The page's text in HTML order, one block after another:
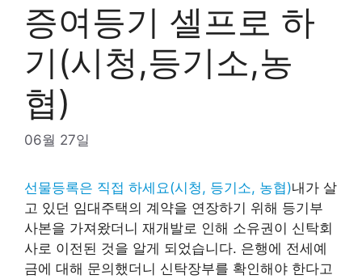
증여등기 셀프로 하
기(시청,등기소,농
협)
06월 27일
선물등록은 직접 하세요(시청, 등기소, 농협)내가 살
고 있던 임대주택의 계약을 연장하기 위해 등기부
사본을 가져왔더니 재개발로 인해 소유권이 신탁회
사로 이전된 것을 알게 되었습니다. 은행에 전세예
금에 대해 문의했더니 신탁장부를 확인해야 한다고